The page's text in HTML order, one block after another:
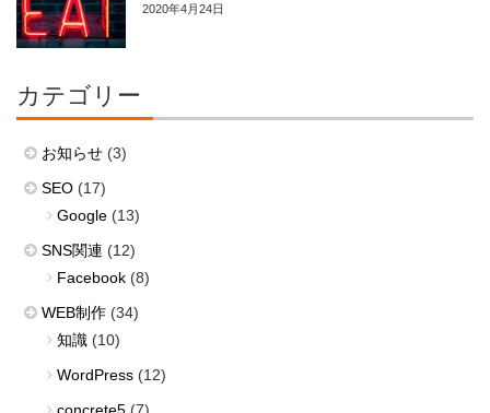
2020年4月24日
カテゴリー
お知らせ (3)
SEO (17)
Google (13)
SNS関連 (12)
Facebook (8)
WEB制作 (34)
知識 (10)
WordPress (12)
concrete5 (7)